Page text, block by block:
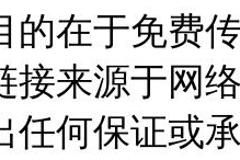
的在于免费
接来源于网
任何保证或